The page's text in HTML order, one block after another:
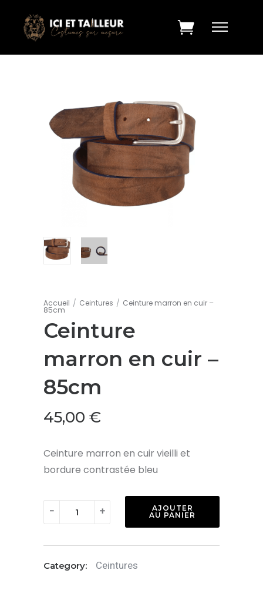
Accueil / Ceintures / Ceinture marron en cuir –
85cm
Ceinture
marron en cuir –
85cm
45,00 €
Ceinture marron en cuir vieilli et
bordure contrastée bleu
-
quantité
en
+
AJOUTER
AU PANIER
Category: Ceintures